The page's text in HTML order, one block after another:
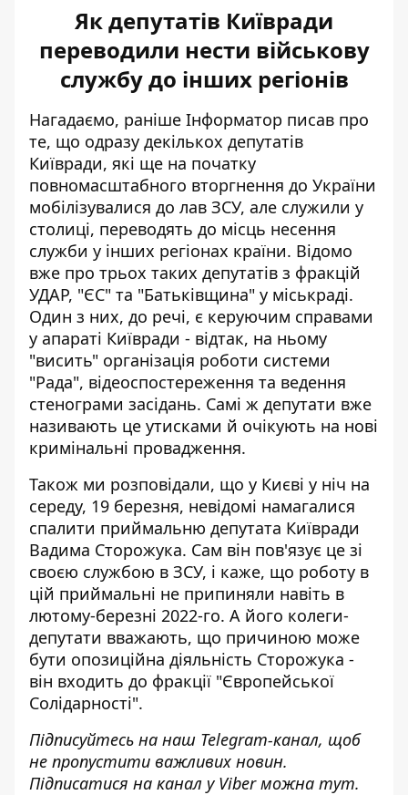
Як депутатів Київради
переводили нести військову
службу до інших регіонів
Нагадаємо, раніше Інформатор писав про
те, що одразу декількох депутатів
Київради, які ще на початку
повномасштабного вторгнення до України
мобілізувалися до лав ЗСУ, але служили у
столиці, переводять до місць несення
служби у інших регіонах країни. Відомо
вже про трьох таких депутатів з фракцій
УДАР, "ЄС" та "Батьківщина" у міськраді.
Один з них, до речі, є керуючим справами
у апараті Київради - відтак, на ньому
"висить" організація роботи системи
"Рада", відеоспостереження та ведення
стенограми засідань. Самі ж депутати вже
називають це утисками й очікують на нові
кримінальні провадження.
Також ми розповідали, що у Києві у ніч на
середу, 19 березня, невідомі намагалися
спалити приймальню депутата Київради
Вадима Сторожука. Сам він пов'язує це зі
своєю службою в ЗСУ, і каже, що роботу в
цій приймальні не припиняли навіть в
лютому-березні 2022-го. А його колеги-
депутати вважають, що причиною може
бути опозиційна діяльність Сторожука -
він входить до фракції "Європейської
Солідарності".
Підписуйтесь на наш Telegram-канал, щоб
не пропустити важливих новин.
Підписатися на канал у Viber можна тут.